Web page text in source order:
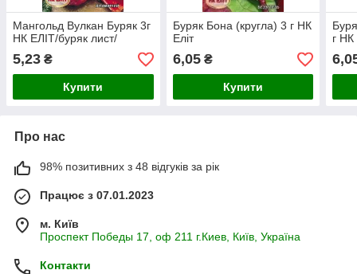
Мангольд Вулкан Буряк 3г
НК ЕЛІТ/буряк лист/
5,23 ₴
Купити
Буряк Бона (кругла) 3 г НК
Еліт
6,05₴
Купити
г НК
Про нас
98% позитивних з 48 відгуків за рік
Працює з 07.01.2023
м. Київ
Проспект Победы 17, оф 211 г.Киев, Київ, Україна
Контакти